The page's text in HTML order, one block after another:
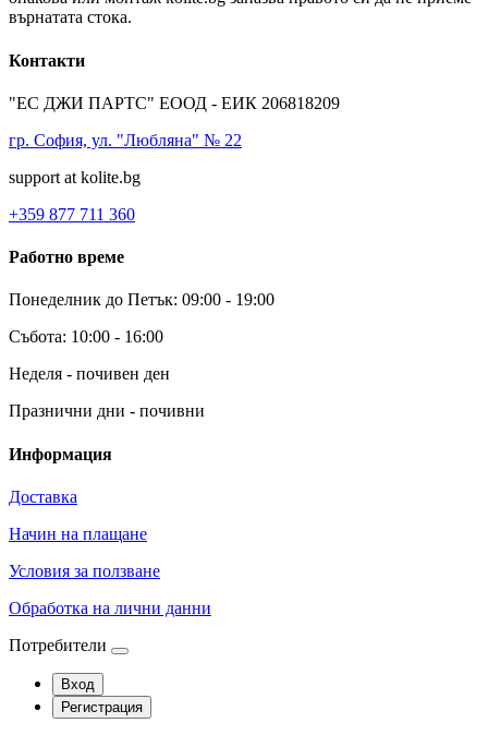
върнатата стока.
Контакти
"ЕС ДЖИ ПАРТС" ЕООД - ЕИК 206818209
гр. София, ул. "Любляна" № 22
support at kolite.bg
+359 877 711 360
Работно време
Понеделник до Петък: 09:00 - 19:00
Събота: 10:00 - 16:00
Неделя - почивен ден
Празнични дни - почивни
Информация
Доставка
Начин на плащане
Условия за ползване
Обработка на лични данни
Потребители
Вход
Регистрация